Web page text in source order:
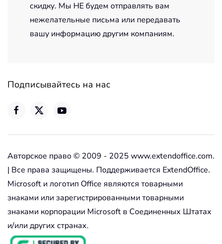
скидку. Мы НЕ будем отправлять вам
нежелательные письма или передавать
вашу информацию другим компаниям.
Подписывайтесь на нас
Авторское право © 2009 - 2025 www.extendoffice.com.
| Все права защищены. Поддерживается ExtendOffice.
Microsoft и логотип Office являются товарными
знаками или зарегистрированными товарными
знаками корпорации Microsoft в Соединенных Штатах
и/или других странах.